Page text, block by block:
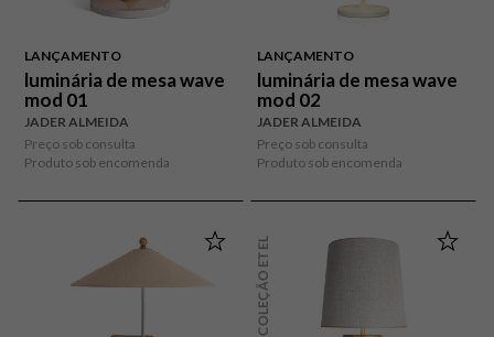
LANÇAMENTO
luminária de mesa wave
mod 01
JADER ALMEIDA
Preço sob consulta
Produto sob encomenda
LANÇAMENTO
luminária de mesa wave
mod 02
JADER ALMEIDA
Preço sob consulta
Produto sob encomenda
COLEÇÃO ETEL